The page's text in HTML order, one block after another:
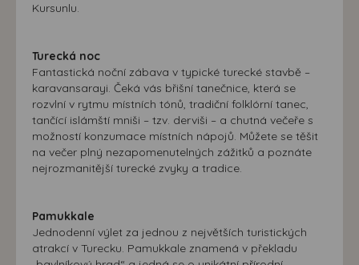
Kursunlu.
Turecká noc
Fantastická noční zábava v typické turecké stavbě –
karavansarayi. Čeká vás břišní tanečnice, která se
rozvlní v rytmu místních tónů, tradiční folklórní tanec,
tančící islámští mniši – tzv. derviši – a chutná večeře s
možností konzumace místních nápojů. Můžete se těšit
na večer plný nezapomenutelných zážitků a poznáte
nejrozmanitější turecké zvyky a tradice.
Pamukkale
Jednodenní výlet za jednou z největších turistických
atrakcí v Turecku. Pamukkale znamená v překladu